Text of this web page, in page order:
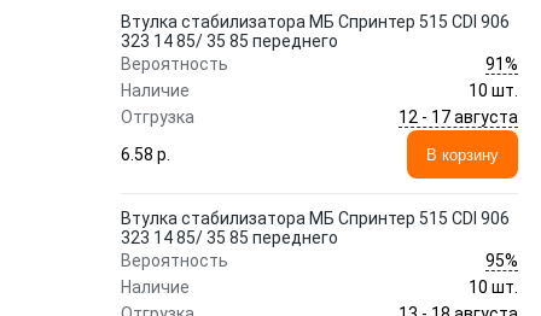
Втулка стабилизатора МБ Спринтер 515 CDI 906
323 14 85/ 35 85 переднего
Вероятность
91%
Наличие
10 шт.
Отгрузка
12 - 17 августа
6.58 p.
В корзину
Втулка стабилизатора МБ Спринтер 515 CDI 906
323 14 85/ 35 85 переднего
Вероятность
95%
Наличие
10 шт.